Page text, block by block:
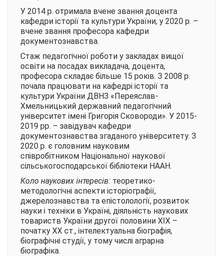
У 2014 р. отримала вчене звання доцента
кафедри історії та культури України, у 2020 р. –
вчене звання професора кафедри
документознавства.
Стаж педагогічної роботи у закладах вищої
освіти на посадах викладача, доцента,
професора складає більше 15 років. З 2008 р.
почала працювати на кафедрі історії та
культури України ДВНЗ «Переяслав-
Хмельницький державний педагогічний
університет імені Григорія Сковороди». У 2015-
2019 рр. – завідувач кафедри
документознавства згаданого університету. З
2020 р. є головним науковим
співробітником Національної наукової
сільськогосподарської бібліотеки НААН.
Коло наукових інтересів: теоретико-
методологічні аспекти історіографії,
джерелознавства та епістолології, розвиток
науки і техніки в Україні, діяльність наукових
товариств України другої половини ХІХ –
початку ХХ ст., інтелектуальна біографія,
біографічні студії, у тому числі аграрна
біографіка.